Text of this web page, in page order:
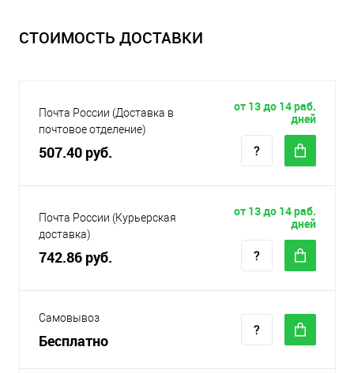
СТОИМОСТЬ ДОСТАВКИ
Почта России (Доставка в
почтовое отделение)
507.40 руб.
от 13 до 14 раб.
дней
Почта России (Курьерская
доставка)
742.86 руб.
от 13 до 14 раб.
дней
Самовывоз
Бесплатно